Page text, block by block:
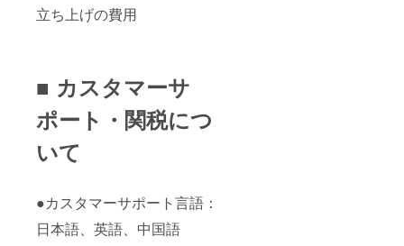
立ち上げの費用
■ カスタマーサ
ポート・関税につ
いて
●カスタマーサポート言語：
日本語、英語、中国語